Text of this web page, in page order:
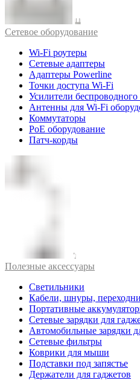
Cетевое оборудование
Wi-Fi роутеры
Сетевые адаптеры
Адаптеры Powerline
Точки доступа Wi-Fi
Усилители беспроводного
Антенны для Wi-Fi
Коммутаторы
PoE оборудование
Патч-корды
Полезные аксессуары
Светильники
Кабели, шнуры,
Портативные
Сетевые зарядки для
Автомобильные зарядки
Сетевые фильтры
Коврики для мыши
Подставки под запястье
Держатели для гаджетов